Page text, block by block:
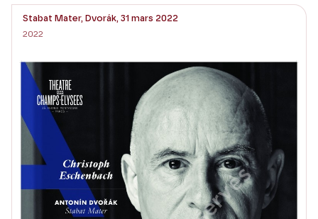
Stabat Mater, Dvorák, 31 mars 2022
2022